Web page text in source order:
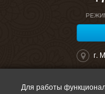
г.
Для работы